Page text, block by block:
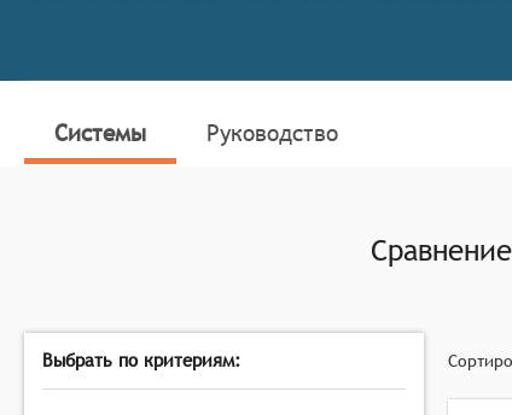
Функции для управления правами участников
Возможность записи видеоконференций для
Системы Руководство
Сравнение
Выбрать по критериям: